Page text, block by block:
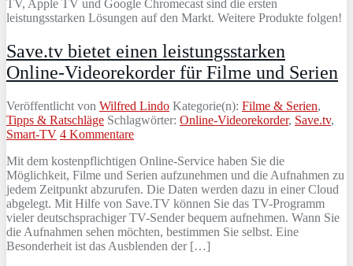
TV, Apple TV und Google Chromecast sind die ersten
leistungsstarken Lösungen auf den Markt. Weitere Produkte folgen!
Save.tv bietet einen leistungsstarken
Online-Videorekorder für Filme und Serien
Veröffentlicht von Wilfred Lindo Kategorie(n): Filme & Serien,
Tipps & Ratschläge Schlagwörter: Online-Videorekorder, Save.tv,
Smart-TV 4 Kommentare
Mit dem kostenpflichtigen Online-Service haben Sie die
Möglichkeit, Filme und Serien aufzunehmen und die Aufnahmen zu
jedem Zeitpunkt abzurufen. Die Daten werden dazu in einer Cloud
abgelegt. Mit Hilfe von Save.TV können Sie das TV-Programm
vieler deutschsprachiger TV-Sender bequem aufnehmen. Wann Sie
die Aufnahmen sehen möchten, bestimmen Sie selbst. Eine
Besonderheit ist das Ausblenden der […]